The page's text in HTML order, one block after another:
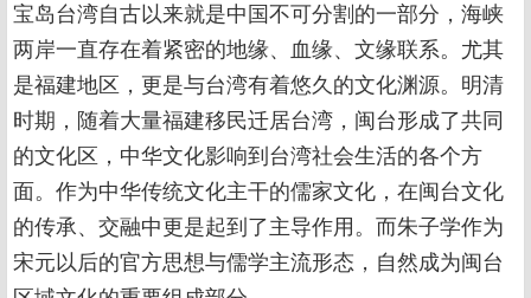
宝岛台湾自古以来就是中国不可分割的一部分，海峡
两岸一直存在着紧密的地缘、血缘、文缘联系。尤其
是福建地区，更是与台湾有着悠久的文化渊源。明清
时期，随着大量福建移民迁居台湾，闽台形成了共同
的文化区，中华文化影响到台湾社会生活的各个方
面。作为中华传统文化主干的儒家文化，在闽台文化
的传承、交融中更是起到了主导作用。而朱子学作为
宋元以后的官方思想与儒学主流形态，自然成为闽台